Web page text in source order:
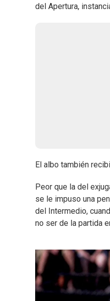
del Apertura,
El albo también
Peor que la del
se le impuso una
del Intermedio,
no ser de la partida